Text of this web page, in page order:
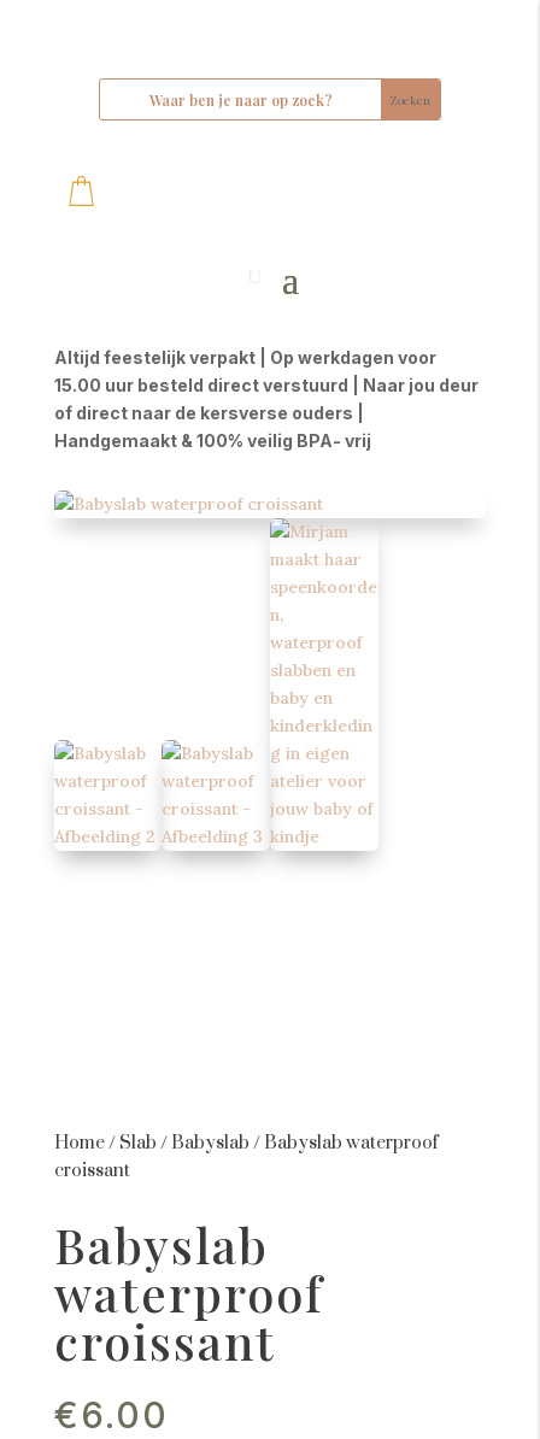
Altijd feestelijk verpakt | Op werkdagen voor
15.00 uur besteld direct verstuurd | Naar jou deur
of direct naar de kersverse ouders |
Handgemaakt & 100% veilig BPA- vrij
Home/ Slab / Babyslab / Babyslab waterproof
croissant
Babyslab
waterproof
croissant
€6.00